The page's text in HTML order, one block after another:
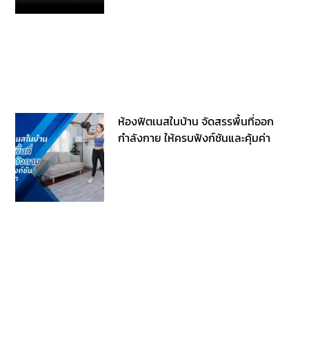
ห้องฟิตเนสในบ้าน จัดสรรพื้นที่ออก
กำลังกาย ให้ครบฟังก์ชันและคุ้มค่า